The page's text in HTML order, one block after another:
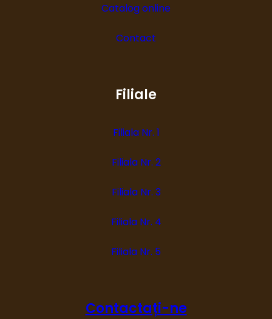
Catalog online
Contact
Filiale
Filiala Nr. 1
Filiala Nr. 2
Filiala Nr. 3
Filiala Nr. 4
Filiala Nr. 5
Contactați-ne